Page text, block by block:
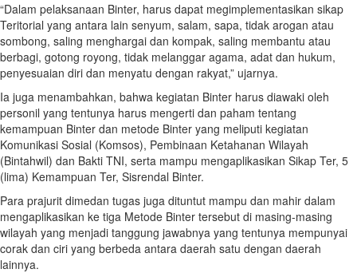
“Dalam pelaksanaan Binter, harus dapat megimplementasikan sikap
Teritorial yang antara lain senyum, salam, sapa, tidak arogan atau
sombong, saling menghargai dan kompak, saling membantu atau
berbagi, gotong royong, tidak melanggar agama, adat dan hukum,
penyesuaian diri dan menyatu dengan rakyat,” ujarnya.
Ia juga menambahkan, bahwa kegiatan Binter harus diawaki oleh
personil yang tentunya harus mengerti dan paham tentang
kemampuan Binter dan metode Binter yang meliputi kegiatan
Komunikasi Sosial (Komsos), Pembinaan Ketahanan Wilayah
(Bintahwil) dan Bakti TNI, serta mampu mengaplikasikan Sikap Ter, 5
(lima) Kemampuan Ter, Sisrendal Binter.
Para prajurit dimedan tugas juga dituntut mampu dan mahir dalam
mengaplikasikan ke tiga Metode Binter tersebut di masing-masing
wilayah yang menjadi tanggung jawabnya yang tentunya mempunyai
corak dan ciri yang berbeda antara daerah satu dengan daerah
lainnya.